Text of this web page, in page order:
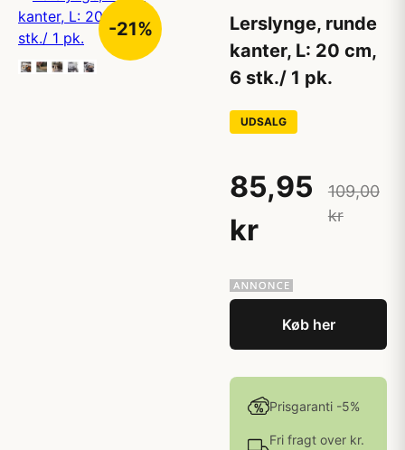
-21%
Lerslynge, runde
kanter, L: 20 cm,
6 stk./ 1 pk.
UDSALG
85,95
kr
109,00
kr
Køb her
Prisgaranti -5%
Fri fragt over kr.